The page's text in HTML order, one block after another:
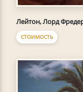
Лейтон, Лорд
СТОИМОСТЬ